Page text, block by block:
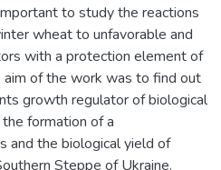
to study the reactions
wheat to unfavorable and
with a protection element of
aim of the work was to find out
growth regulator of biological
formation of a
and the biological yield of
Steppe of Ukraine.